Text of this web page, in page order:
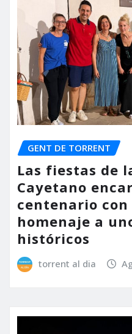
GENT DE TORRENT
Las fiestas de
Cayetano
centenario
homenaje a
históricos
torrent al dia